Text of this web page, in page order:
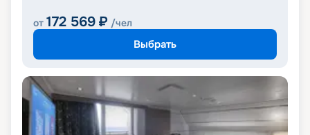
от 172 569 ₽ /чел
Выбрать